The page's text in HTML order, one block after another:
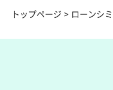
トップページ ローンシ